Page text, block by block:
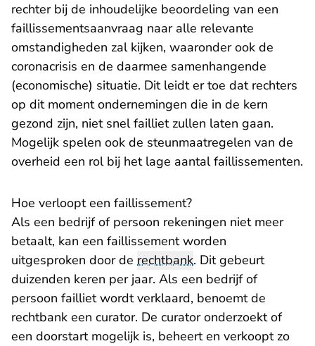
rechter bij de inhoudelijke beoordeling van een
faillissementsaanvraag naar alle relevante
omstandigheden zal kijken, waaronder ook de
coronacrisis en de daarmee samenhangende
(economische) situatie. Dit leidt er toe dat rechters
op dit moment ondernemingen die in de kern
gezond zijn, niet snel failliet zullen laten gaan.
Mogelijk spelen ook de steunmaatregelen van de
overheid een rol bij het lage aantal faillissementen.
Hoe verloopt een faillissement?
Als een bedrijf of persoon rekeningen niet meer
betaalt, kan een faillissement worden
uitgesproken door de rechtbank. Dit gebeurt
duizenden keren per jaar. Als een bedrijf of
persoon failliet wordt verklaard, benoemt de
rechtbank een curator. De curator onderzoekt of
een doorstart mogelijk is, beheert en verkoopt zo